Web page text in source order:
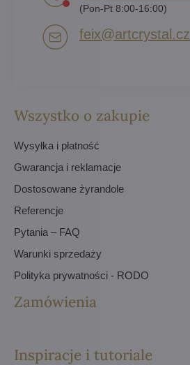
Wszystko o zakupie
Wysyłka i płatność
Gwarancja i reklamacje
Dostosowane żyrandole
Referencje
Pytania – FAQ
Warunki sprzedaży
Polityka prywatności - RODO
Zamówienia
Inspiracje i tutoriale
(Pon-Pt 8:00-16:00)
feix​@artcrystal​.cz